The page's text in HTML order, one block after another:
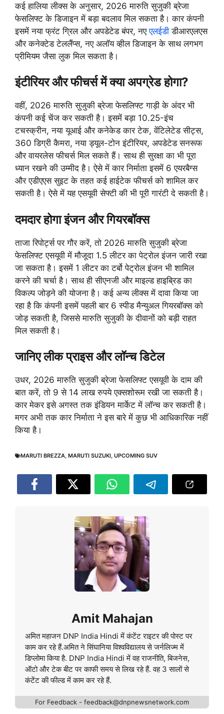
कई हालिया लीक्स के अनुसार, 2026 मारुति सुजुकी ब्रेजा
फेसलिफ्ट के डिजाइन में बड़ा बदलाव मिल सकता है। कार कंपनी
इसमें नया फ्रंट ग्रिल और अपडेटेड बंपर, नएएलईडी डीआरएलएस
और कनेक्टेड टेललैंप्स, नए अलॉय व्हील डिजाइन के साथ लगभग
प्रीमियम जैसा लुक मिल सकता है।
इंटीरियर और फीचर्स में क्या अपग्रेड होगा?
वहीं, 2026 मारुति सुजुकी ब्रेजा फेसलिफ्ट गाड़ी के अंदर भी
कंपनी कई चेंज कर सकती है। इसमें बड़ा 10.25-इंच
टचस्क्रीन, नया यूआई और कनेकेड कार टेक, वेंटिलेटेड सीट्स,
360 डिग्री कैमरा, नया ड्यूल-टोन इंटीरियर, अपडेटेड सनरूफ
और वायरलेस फीचर्स मिल सकते हैं। साथ ही सुरक्षा का भी पूरा
ध्यान रखने की उम्मीद है। ऐसे में कार निर्माता इसमें 6 एयरबैग्स
और एडीएएस सुइट के तहत कई हाईटेक फीचर्स को शामिल कर
सकती है। ऐसे में यह एसयूवी सेफ्टी की भी पूरी गारंटी दे सकती है।
दमदार होगा इंजन और गियरबॉक्स
ताजा रिपोर्ट्स पर गौर करें, तो 2026 मारुति सुजुकी ब्रेजा
फेसलिफ्ट एसयूवी में मौजूदा 1.5 लीटर का पेट्रोल इंजन जारी रखा
जा सकता है। इसमें 1 लीटर का टर्बो पेट्रोल इंजन भी शामिल
करने की चर्चा है। साथ ही सीएनजी और माइल्ड हाइब्रिड का
विकल्प जोड़ने की योजना है। कई अन्य लीक्स में दावा किया जा
रहा है कि कंपनी इसमें पहली बार 6 स्पीड मैन्युअल गियरबॉक्स को
जोड़ सकती है, जिससे मारुति सुजुकी के दीवानों को बड़ी राहत
मिल सकती है।
जानिए लीक प्राइस और लॉन्च डिटेल
उधर, 2026 मारुति सुजुकी ब्रेजा फेसलिफ्ट एसयूवी के दाम की
बात करें, तो 9 से 14 लाख रुपये एक्सशोरूम रखी जा सकती है।
कार मेकर इसे अगस्त तक इंडियन मार्केट में लॉन्च कर सकती है।
मगर अभी तक कार निर्माता ने इस बारे में कुछ भी आधिकारिक नहीं
किया है।
MARUTI BREZZA, MARUTI SUZUKI, UPCOMING SUV
Amit Mahajan
अमित महाजन DNP India Hindi में कंटेंट राइटर की पोस्ट पर
काम कर रहे हैं.अमित ने सिंघानिया विश्वविद्यालय से जर्नलिज्म में
डिप्लोमा किया है. DNP India Hindi में वह राजनीति, बिजनेस,
ऑटो और टेक बीट पर काफी समय से लिख रहे हैं. वह 3 सालों से
कंटेंट की फील्ड में काम कर रहे हैं.
For Feedback - feedback@dnpnewsnetwork.com